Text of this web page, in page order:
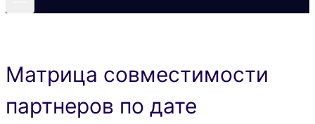
Матрица совместимости
партнеров по дате